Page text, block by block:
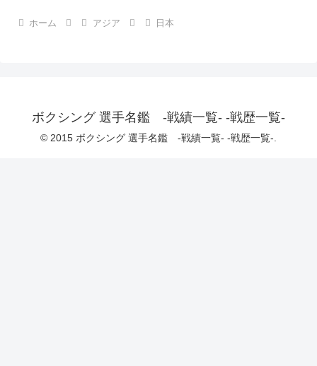
ホーム アジア 日本
ボクシング 選手名鑑 -戦績一覧- -戦歴一覧-
© 2015 ボクシング 選手名鑑 -戦績一覧- -戦歴一覧-.